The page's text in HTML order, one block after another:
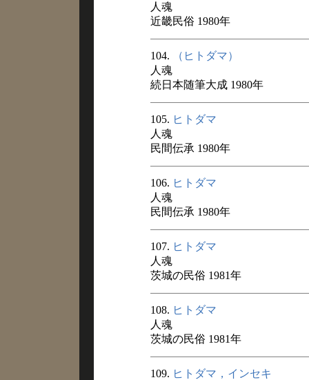
人魂
近畿民俗 1980年
104.
（ヒトダマ）
人魂
続日本随筆大成 1980年
105. ヒトダマ
人魂
民間伝承 1980年
106. ヒトダマ
人魂
民間伝承 1980年
107. ヒトダマ
人魂
茨城の民俗 1981年
108. ヒトダマ
人魂
茨城の民俗 1981年
109. ヒトダマ，インセキ